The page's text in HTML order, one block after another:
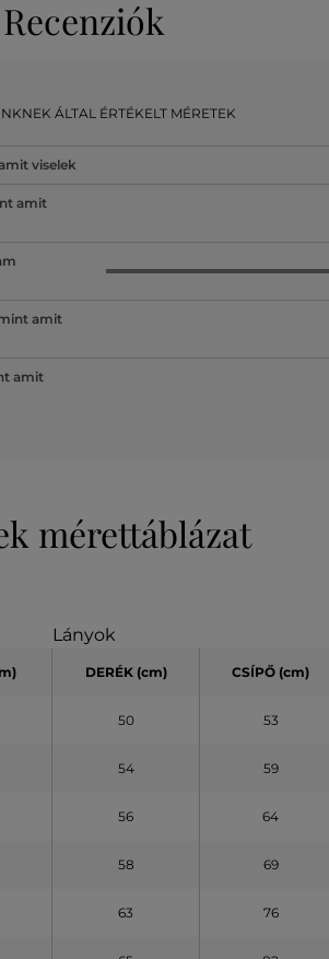
Recenziók
ÁLTAL ÉRTÉKELT MÉRETEK
viselek
amit
amit
amit
mérettáblázat
Lányok
DERÉK (cm) CSÍPŐ (cm)
50 53
54 59
56 64
58 69
63 76